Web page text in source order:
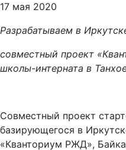
17 мая 2020
Разрабатываем в
совместный проект
школы-интерната в
Совместный проект
базирующегося в
«Кванториум РЖД»,